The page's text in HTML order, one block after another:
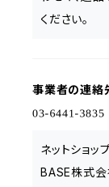
ください。
事業者の連絡
ネットショッ
BASE株式会